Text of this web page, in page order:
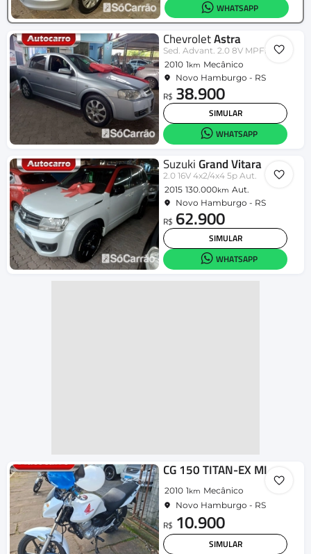
WHATSAPP
ChevroletAstra
Sed. Advant. 2.0 8V MPFI FlexP. 4p
2010 1km Mecânico
Novo Hamburgo - RS
R$ 38.900
SIMULAR
WHATSAPP
SuzukiGrand Vitara
2.0 16V 4x2/4x4 5p Aut.
2015 130.000km Aut.
Novo Hamburgo - RS
R$ 62.900
SIMULAR
WHATSAPP
2010 1km Mecânico
Novo Hamburgo - RS
R$ 10.900
SIMULAR